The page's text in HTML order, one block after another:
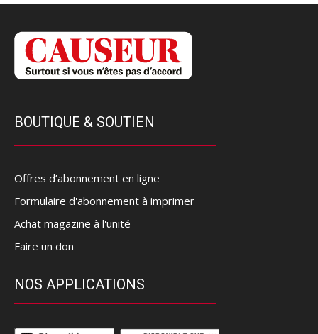
BOUTIQUE & SOUTIEN
Offres d’abonnement en ligne
Formulaire d'abonnement à imprimer
Achat magazine à l'unité
Faire un don
NOS APPLICATIONS